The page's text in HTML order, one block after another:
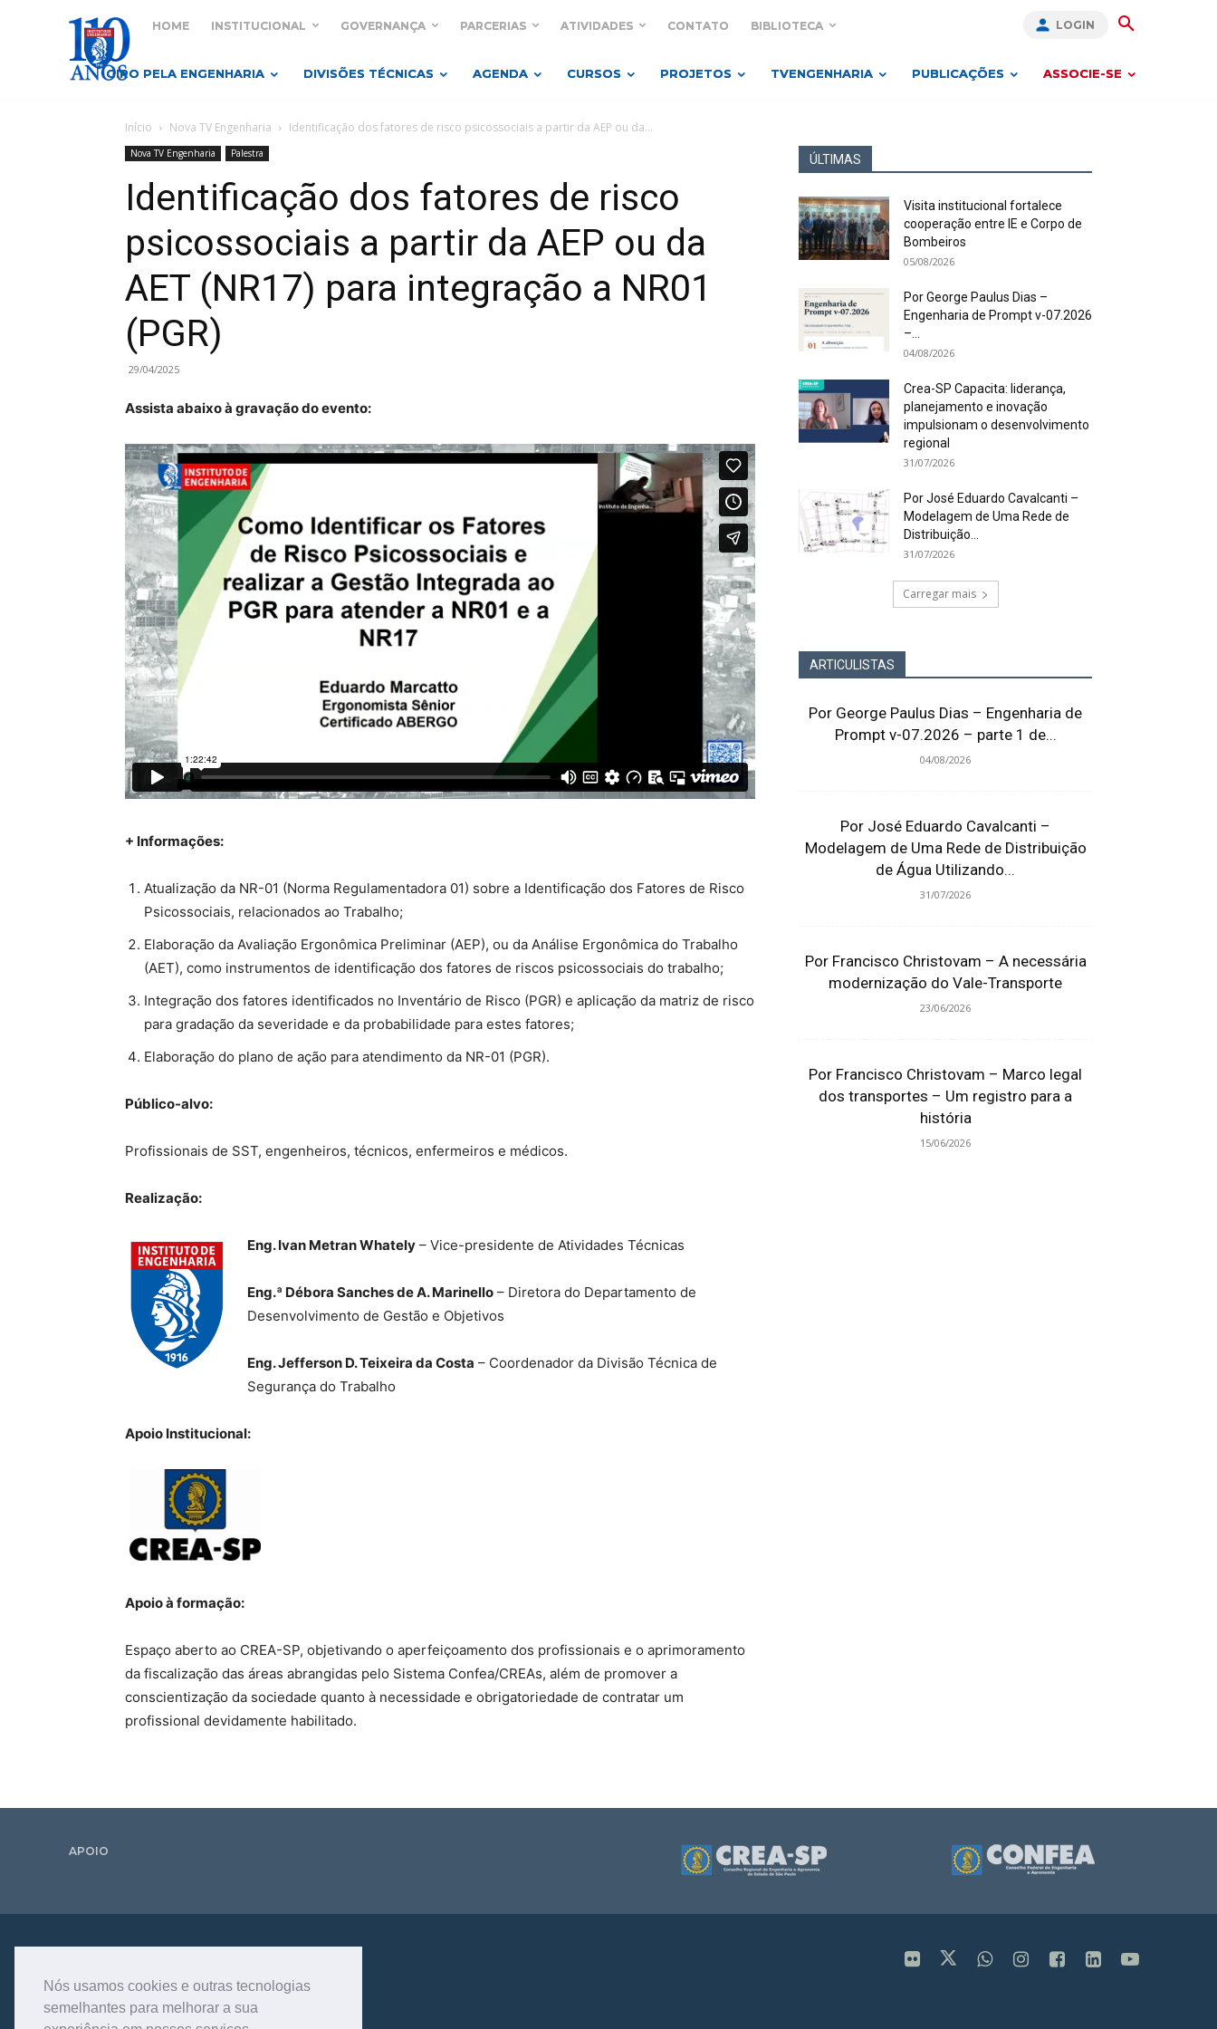
Nós usamos cookies e outras tecnologias
semelhantes para melhorar a sua
HOME INSTITUCIONAL GOVERNANÇA PARCERIAS ATIVIDADES CONTATO BIBLIOTECA LOGIN
GIRO PELA ENGENHARIA DIVISÕES TÉCNICAS AGENDA CURSOS PROJETOS TVENGENHARIA PUBLICAÇÕES ASSOCIE-SE
Início Nova TV Engenharia Identificação dos fatores de risco psicossociais a partir da AEP ou da...
Nova TV Engenharia Palestra
Identificação dos fatores de risco
psicossociais a partir da AEP ou da
AET (NR17) para integração a NR01
(PGR)
29/04/2025
Assista abaixo à gravação do evento:
+ Informações:
Atualização da NR-01 (Norma Regulamentadora 01) sobre a Identificação dos Fatores de Risco
Psicossociais, relacionados ao Trabalho;
Elaboração da Avaliação Ergonômica Preliminar (AEP), ou da Análise Ergonômica do Trabalho
(AET), como instrumentos de identificação dos fatores de riscos psicossociais do trabalho;
Integração dos fatores identificados no Inventário de Risco (PGR) e aplicação da matriz de risco
para gradação da severidade e da probabilidade para estes fatores;
Elaboração do plano de ação para atendimento da NR-01 (PGR).
Público-alvo:
Profissionais de SST, engenheiros, técnicos, enfermeiros e médicos.
Realização:
Eng. Ivan Metran Whately – Vice-presidente de Atividades Técnicas
Eng.ª Débora Sanches de A. Marinello – Diretora do Departamento de
Desenvolvimento de Gestão e Objetivos
Eng. Jefferson D. Teixeira da Costa – Coordenador da Divisão Técnica de
Segurança do Trabalho
Apoio Institucional:
Apoio à formação:
Espaço aberto ao CREA-SP, objetivando o aperfeiçoamento dos profissionais e o aprimoramento
da fiscalização das áreas abrangidas pelo Sistema Confea/CREAs, além de promover a
conscientização da sociedade quanto à necessidade e obrigatoriedade de contratar um
profissional devidamente habilitado.
ÚLTIMAS
Visita institucional fortalece
cooperação entre IE e Corpo de
Bombeiros
05/08/2026
Por George Paulus Dias –
Engenharia de Prompt v-07.2026
–...
04/08/2026
Crea-SP Capacita: liderança,
planejamento e inovação
impulsionam o desenvolvimento
regional
31/07/2026
Por José Eduardo Cavalcanti –
Modelagem de Uma Rede de
Distribuição...
31/07/2026
Carregar mais
ARTICULISTAS
Por George Paulus Dias – Engenharia de
Prompt v-07.2026 – parte 1 de...
04/08/2026
Por José Eduardo Cavalcanti –
Modelagem de Uma Rede de Distribuição
de Água Utilizando...
31/07/2026
Por Francisco Christovam – A necessária
modernização do Vale-Transporte
23/06/2026
Por Francisco Christovam – Marco legal
dos transportes – Um registro para a
história
15/06/2026
APOIO